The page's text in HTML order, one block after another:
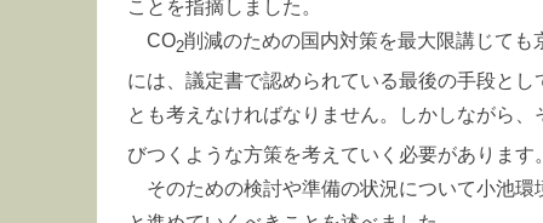
ことを指摘しました。
CO2削減のための国内対策を最大限講じて
には、議定書で認められている最後の手段と
とも考えなければなりません。しかしながら
びつくような方策を考えていく必要があります
そのための検討や準備の状況について小池